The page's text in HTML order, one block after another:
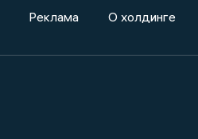
Реклама О холдинге